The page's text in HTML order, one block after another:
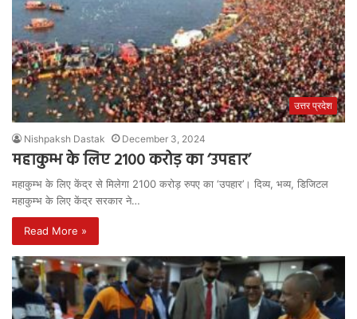
उत्तर प्रदेश
Nishpaksh Dastak December 3, 2024
महाकुम्भ के लिए 2100 करोड़ का ‘उपहार’
महाकुम्भ के लिए केंद्र से मिलेगा 2100 करोड़ रुपए का ‘उपहार’। दिव्य, भव्य, डिजिटल
महाकुम्भ के लिए केंद्र सरकार ने…
Read More »